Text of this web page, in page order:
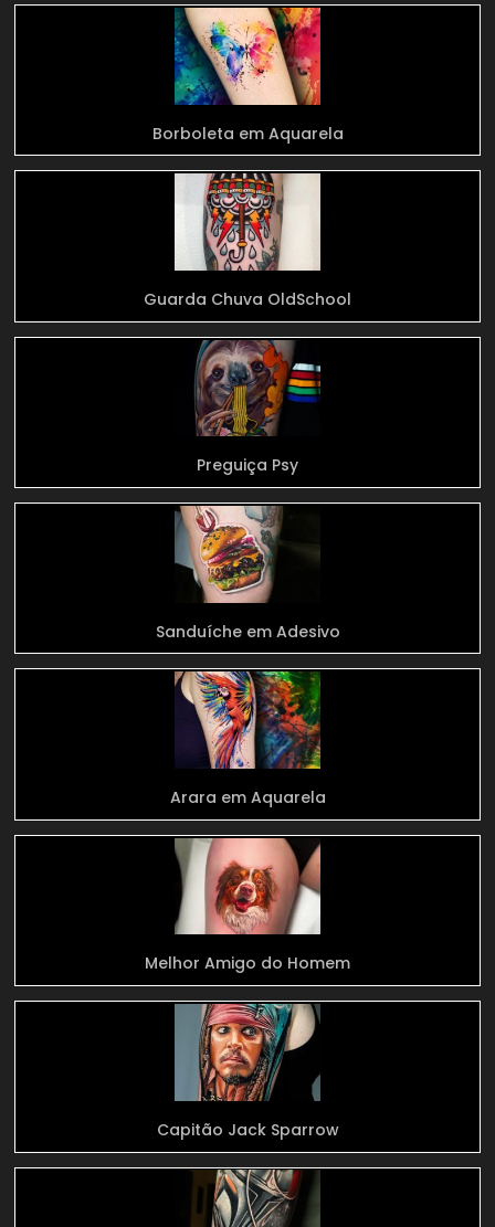
Borboleta em Aquarela
Guarda Chuva OldSchool
Preguiça Psy
Sanduíche em Adesivo
Arara em Aquarela
Melhor Amigo do Homem
Capitão Jack Sparrow